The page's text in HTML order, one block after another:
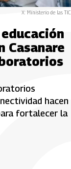
X: Ministerio de las TIC
hacen
fortalecer la